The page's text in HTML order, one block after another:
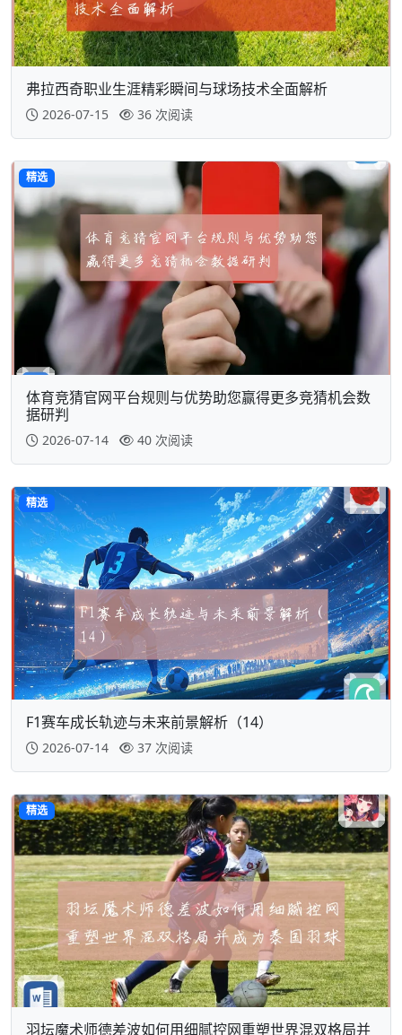
弗拉西奇职业生涯精彩瞬间与球场技术全面解析
2026-07-15 36 次阅读
精选
体育竞猜官网平台规则与优势助您赢得更多竞猜机会数
据研判
2026-07-14 40 次阅读
精选
F1赛车成长轨迹与未来前景解析（14）
2026-07-14 37 次阅读
精选
羽坛魔术师德差波如何用细腻控网重塑世界混双格局并